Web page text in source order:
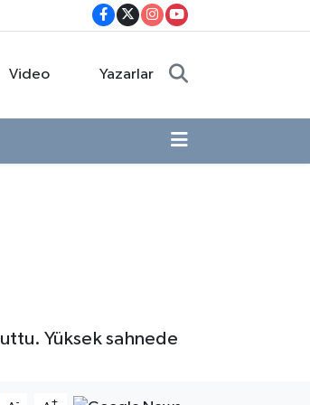
Video Yazarlar
Yüksek sahnede
- +